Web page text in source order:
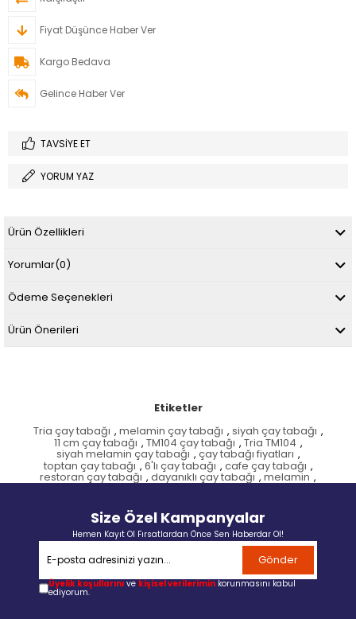
Fiyat Düşünce Haber Ver
Kargo Bedava
Gelince Haber Ver
TAVSIYE ET
YORUM YAZ
Ürün Özellikleri
Yorumlar(0)
Ödeme Seçenekleri
Ürün Önerileri
Etiketler
Tria çay tabağı , melamin çay tabağı , siyah çay tabağı ,
11 cm çay tabağı , TM104 çay tabağı , Tria TM104 ,
siyah melamin çay tabağı , çay tabağı fiyatları ,
toptan çay tabağı , 6'lı çay tabağı , cafe çay tabağı ,
restoran çay tabağı , dayanıklı çay tabağı , melamin ,
Size Özel Kampanyalar
Hemen Kayıt Ol Fırsatlardan Önce Sen Haberdar Ol!
Gönder
Üyelik koşullarını ve kişisel verilerimin korunmasını kabul
ediyorum.